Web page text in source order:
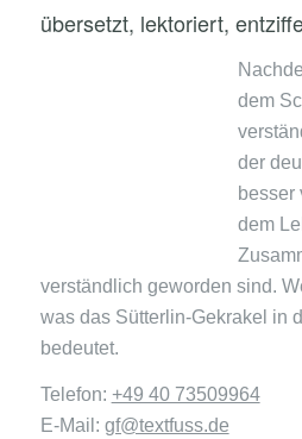
übersetzt, lektoriert,
dem
der
besser
dem
verständlich geworden sind.
was das Sütterlin-Gekrakel in
bedeutet.
Telefon: +49 40 73509964
E-Mail: gf@textfuss.de